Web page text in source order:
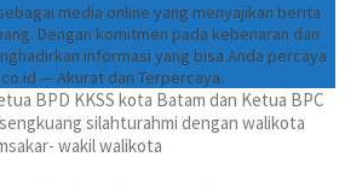
media online yang menyajikan berita
Dengan komitmen pada kebenaran dan
informasi yang bisa Anda percaya
— Akurat dan Terpercaya.
BPD KKSS kota Batam dan Ketua BPC
silahturahmi dengan walikota
wakil walikota